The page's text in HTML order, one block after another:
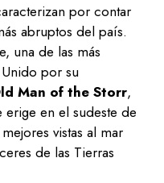
por contar
abruptos del país.
una de las más
por su
Man of the Storr,
en el sudeste de
vistas al mar
de las Tierras